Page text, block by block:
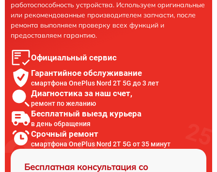
работоспособность устройства. Используем оригинальные
или рекомендованные производителем запчасти, после
ремонта выполняем проверку всех функций и
предоставляем гарантию.
Официальный сервис
Гарантийное обслуживание
смартфона OnePlus Nord 2T 5G до 3 лет
Диагностика за наш счет,
ремонт по желанию
Бесплатный выезд курьера
в день обращения
Срочный ремонт
смартфона OnePlus Nord 2T 5G от 35 минут
Бесплатная консультация со